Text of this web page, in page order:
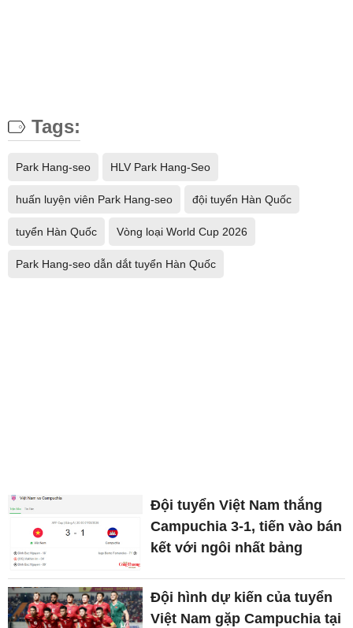
Tags:
Park Hang-seo HLV Park Hang-Seo
huấn luyện viên Park Hang-seo đội tuyển Hàn Quốc
tuyển Hàn Quốc Vòng loại World Cup 2026
Park Hang-seo dẫn dắt tuyển Hàn Quốc
Đội tuyển Việt Nam thắng
Campuchia 3-1, tiến vào bán
kết với ngôi nhất bảng
Đội hình dự kiến của tuyển
Việt Nam gặp Campuchia tại